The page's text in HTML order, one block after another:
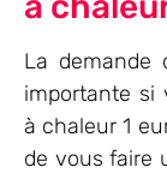
La demande
importante si
à chaleur 1
de vous faire